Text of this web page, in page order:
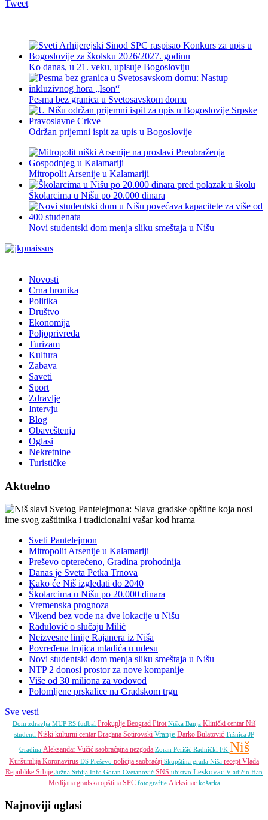
Tweet
Ko danas, u 21. veku, upisuje Bogosloviju
Pesma bez granica u Svetosavskom domu
Održan prijemni ispit za upis u Bogoslovije
Mitropolit Arsenije u Kalamariji
Školarcima u Nišu po 20.000 dinara
Novi studentski dom menja sliku smeštaja u Nišu
Novosti
Crna hronika
Politika
Društvo
Ekonomija
Poljoprivreda
Turizam
Kultura
Zabava
Saveti
Sport
Zdravlje
Intervju
Blog
Obaveštenja
Oglasi
Nekretnine
Turističke
Aktuelno
Sveti Pantelejmon
Mitropolit Arsenije u Kalamariji
Preševo opterećeno, Gradina prohodnija
Danas je Sveta Petka Trnova
Kako će Niš izgledati do 2040
Školarcima u Nišu po 20.000 dinara
Vremenska prognoza
Vikend bez vode na dve lokacije u Nišu
Radulović o slučaju Milić
Neizvesne linije Rajanera iz Niša
Povređena trojica mladića u udesu
Novi studentski dom menja sliku smeštaja u Nišu
NTP 2 donosi prostor za nove kompanije
Više od 30 miliona za vodovod
Polomljene prskalice na Gradskom trgu
Sve vesti
Dom zdravlja MUP RS fudbal Prokuplje Beograd PirotNiška Banja Klinički centar Niš
studenti Niški kulturni centar Dragana Sotirovski Vranje Darko Bulatović Tržnica JP
Gradina Aleksandar Vučić saobraćajna nezgoda Zoran Perišić Radnički FK Niš
Kuršumlija Koronavirus DS Preševo policija saobraćaj Skupština grada Niša receptVlada
Republike Srbije Južna Srbija Info Goran Cvetanović SNS ubistvo Leskovac Vladičin Han
Medijana gradska opština SPC fotografije Aleksinac košarka
Najnoviji oglasi